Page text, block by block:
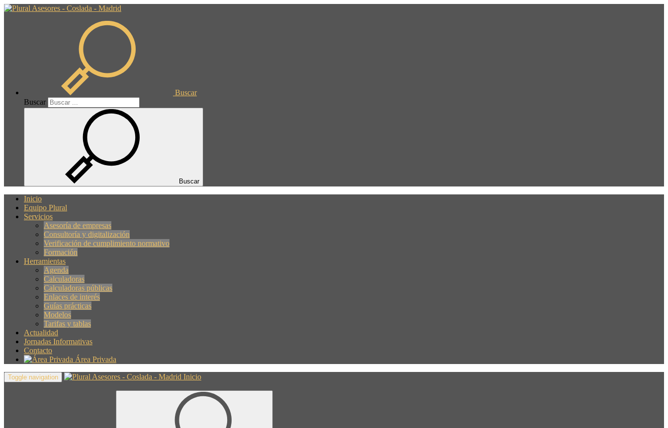
Buscar
Buscar
Buscar
Inicio
Equipo Plural
Servicios
Asesoría de empresas
Consultoría y digitalización
Verificación de cumplimiento normativo
Formación
Herramientas
Agenda
Calculadoras
Calculadoras públicas
Enlaces de interés
Guías prácticas
Modelos
Tarifas y tablas
Actualidad
Jornadas Informativas
Contacto
Área Privada
Toggle navigation Inicio